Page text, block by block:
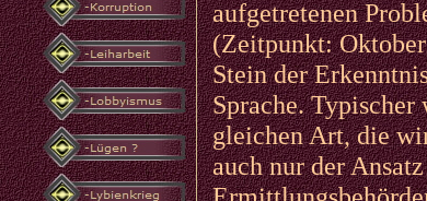
aufgetretenen
(Zeitpunkt:
Stein der
Sprache. Typischer
gleichen Art, die
auch nur der